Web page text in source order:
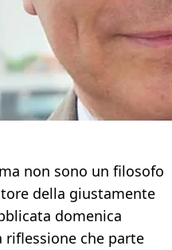
non sono un filosofo
della giustamente
domenica
riflessione che parte